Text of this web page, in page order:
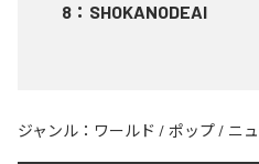
8 ： SHOKANODEAI
ジャンル： ワールド / ポップ / ニ